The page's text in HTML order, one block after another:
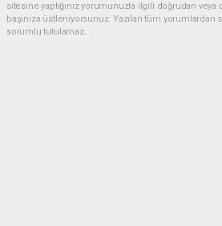
sitesine yaptığınız yorumunuzla ilgili doğrudan
başınıza üstleniyorsunuz. Yazılan tüm
sorumlu tutulamaz.